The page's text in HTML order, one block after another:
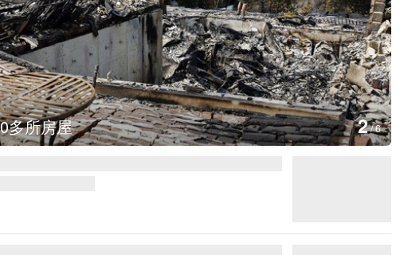
图集
叙利亚：大马士革发生爆炸 3/6